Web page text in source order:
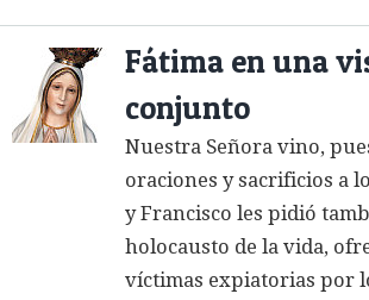
Fátima en una
conjunto
Nuestra Señora vino,
oraciones y sacrificios a
y Francisco les pidió
holocausto de la vida,
víctimas expiatorias por